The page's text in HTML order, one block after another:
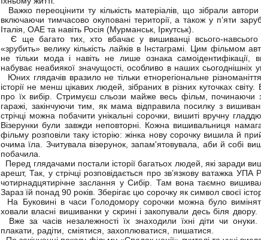
Важко переоцінити ту кількість матеріалів, що зібрали
включаючи тимчасово окуповані території, а також у п’яти
Італія, ОАЕ та навіть Росія (Мурманськ, Іркутськ).
Є ще багато тих, хто вбачає у вишиванці всього-
«зрубить» велику кількість лайків в Інстаграмі. Цим
не тільки мода і навіть не лише ознака
набуває неабиякої значущості, особливо в наших сьогоднішніх
Юних глядачів вразило не тільки етнорегіональне
історії не менш цікавих людей, зібраних в різних куточках
про їх вибір. Стримуєш сльози майже весь фільм, починаючи
гаражі, закінчуючи тим, як мама відправила посилку з
стрічці можна побачити унікальні сорочки, вишиті вручну
Візерунки були завжди неповторні. Кожна вишивальниця
фільму розповіли таку історію: жінка нову сорочку вишила й
очима їла. Зчитувала візерунок, запам'ятовувала, аби й собі
побачила.
Перед глядачами постали історії багатьох людей, які заради
арешт, Так, у стрічці розповідається про зв’язкову ватажка
чотирнадцятирічне заслання у Сибір. Там вона таємно
Зараз їй понад 90 років. Зберігає цю сорочку як символ своєї
На Буковині в часи Голодомору сорочки можна було
ховали власні вишиванки у скрині і закопували десь біля двору.
Вже за часів незалежності їх знаходили їхні діти чи
плакати, радіти, сміятися, захоплюватися, пишатися.